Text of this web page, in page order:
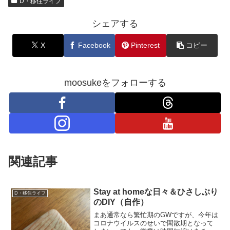
シェアする
X Facebook Pinterest コピー
moosukeをフォローする
関連記事
D・移住ライフ
Stay at homeな日々＆ひさしぶり
のDIY（自作）
まあ通常なら繁忙期のGWですが、今年は
コロナウイルスのせいで閑散期となって